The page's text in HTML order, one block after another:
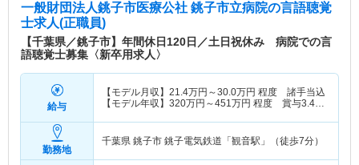
一般財団法人銚子市医療公社 銚子市立病院の言語聴覚
士求人(正職員)
【千葉県／銚子市】年間休日120日／土日祝休み 病院での言
語聴覚士募集〈新卒用求人〉
給与
【モデル月収】 21.4万円～30.0万円 程度 諸手当込
【モデル年収】 320万円～451万円 程度 賞与3.4ヶ
勤務地
千葉県 銚子市 銚子電気鉄道「観音駅」（徒歩7分）